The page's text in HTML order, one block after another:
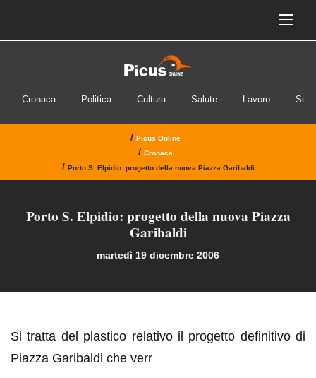
Cronaca Politica Cultura Salute Lavoro
/ Picus Online
/ Cronaca
/ Porto S. Elpidio: progetto della nuova Piazza Garibaldi
Porto S. Elpidio: progetto della nuova Piazza
Garibaldi
martedì 19 dicembre 2006
Si tratta del plastico relativo il progetto definitivo di
Piazza Garibaldi che verr